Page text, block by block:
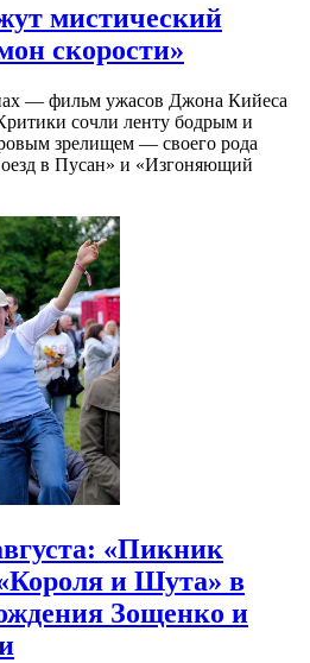
мистический
скорости»
— фильм ужасов Джона Кийеса
сочли ленту бодрым и
зрелищeм — своего рода
в Пусан» и «Изгоняющий
«Пикник
и Шута» в
Зощенко и